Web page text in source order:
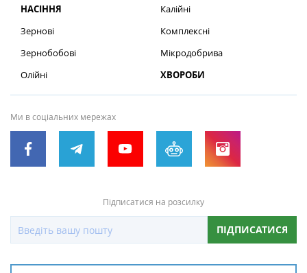
НАСІННЯ
Зернові
Зернобобові
Олійні
Калійні
Комплексні
Мікродобрива
ХВОРОБИ
Ми в соціальних мережах
Підписатися на розсилку
ПІДПИСАТИСЯ